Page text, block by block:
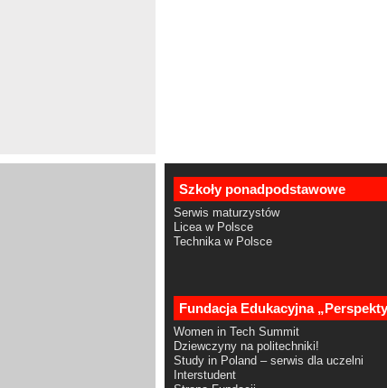
Szkoły ponadpodstawowe
Serwis maturzystów
Licea w Polsce
Technika w Polsce
Fundacja Edukacyjna
Women in Tech Summit
Dziewczyny na politechniki!
Study in Poland – serwis dla uczelni
Interstudent